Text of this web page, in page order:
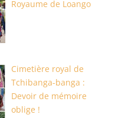
Royaume de Loango
Cimetière royal de
Tchibanga-banga :
Devoir de mémoire
oblige !